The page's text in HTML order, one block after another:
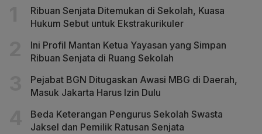
Ribuan Senjata Ditemukan di Sekolah, Kuasa
Hukum Sebut untuk Ekstrakurikuler
Ini Profil Mantan Ketua Yayasan yang Simpan
Ribuan Senjata di Ruang Sekolah
Pejabat BGN Ditugaskan Awasi MBG di Daerah,
Masuk Jakarta Harus Izin Dulu
Beda Keterangan Pengurus Sekolah Swasta
Jaksel dan Pemilik Ratusan Senjata